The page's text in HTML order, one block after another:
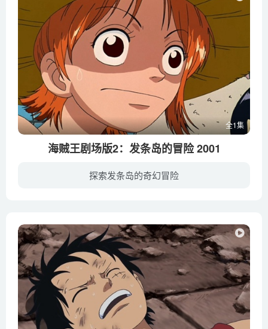
全1集
海贼王剧场版2：发条岛的冒险 2001
探索发条岛的奇幻冒险